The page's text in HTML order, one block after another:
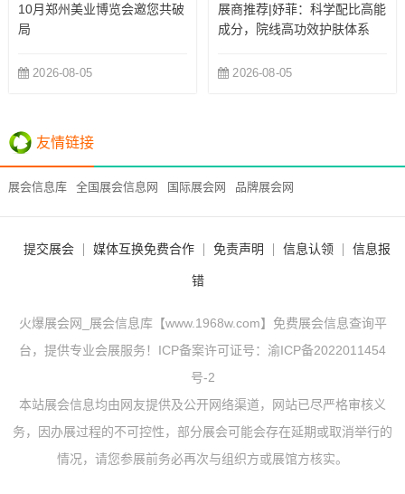
10月郑州美业博览会邀您共破
局
2026-08-05
展商推荐|妤菲：科学配比高能
成分，院线高功效护肤体系
2026-08-05
友情链接
展会信息库 全国展会信息网 国际展会网 品牌展会网
提交展会 媒体互换免费合作 免责声明 信息认领 信息报
错
火爆展会网_展会信息库【www.1968w.com】免费展会信息查询平
台，提供专业会展服务！ICP备案许可证号： 渝ICP备2022011454
号-2
本站展会信息均由网友提供及公开网络渠道，网站已尽严格审核义
务，因办展过程的不可控性，部分展会可能会存在延期或取消举行的
情况，请您参展前务必再次与组织方或展馆方核实。